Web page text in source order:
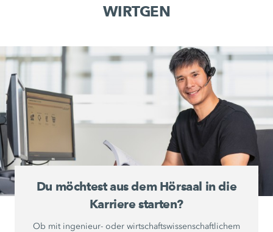
WIRTGEN
Du möchtest aus dem Hörsaal in die
Karriere starten?
Ob mit ingenieur- oder wirtschaftswissenschaftlichem